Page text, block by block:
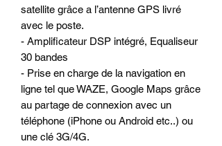
satellite grâce a l’antenne GPS livré
avec le poste.
- Amplificateur DSP intégré, Equaliseur
30 bandes
- Prise en charge de la navigation en
ligne tel que WAZE, Google Maps grâce
au partage de connexion avec un
téléphone (iPhone ou Android etc..) ou
une clé 3G/4G.